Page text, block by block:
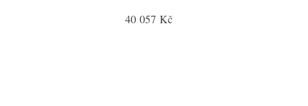
40 057 Kč